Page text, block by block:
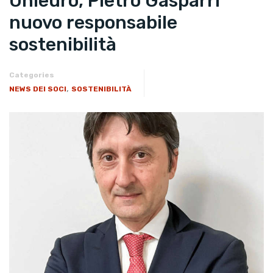
nuovo responsabile
sostenibilità
Categories
NEWS DEI SOCI, SOSTENIBILITÀ